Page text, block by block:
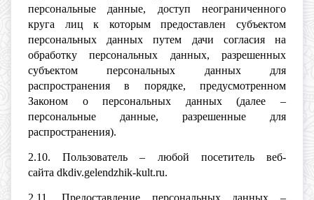
персональные данные, доступ неограниченного
круга лиц к которым предоставлен субъектом
персональных данных путем дачи согласия на
обработку персональных данных, разрешенных
субъектом персональных данных для
распространения в порядке, предусмотренном
Законом о персональных данных (далее –
персональные данные, разрешенные для
распространения).
2.10. Пользователь – любой посетитель веб-
сайта dkdiv.gelendzhik-kult.ru.
2.11. Предоставление персональных данных –